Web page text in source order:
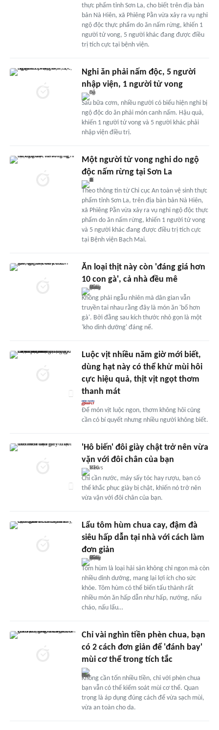
thực phẩm tỉnh Sơn La, cho biết trên địa bàn
bản Nà Hiên, xã Phiêng Pằn vừa xảy ra vụ nghi
ngộ độc thực phẩm do ăn nấm rừng, khiến 1
người tử vong, 5 người khác đang được điều
trị tích cực tại bệnh viện.
Nghi ăn phải nấm độc, 5 người
nhập viện, 1 người tử vong
Sau bữa cơm, nhiều người có biểu hiện nghi bị
ngộ độc do ăn phải món canh nấm. Hậu quả,
khiến 1 người tử vong và 5 người khác phải
nhập viện điều trị.
Một người tử vong nghi do ngộ
độc nấm rừng tại Sơn La
Theo thông tin từ Chi cục An toàn vệ sinh thực
phẩm tỉnh Sơn La, trên địa bàn bản Nà Hiên,
xã Phiêng Pằn vừa xảy ra vụ nghi ngộ độc thực
phẩm do ăn nấm rừng, khiến 1 người tử vong
và 5 người khác đang được điều trị tích cực
tại Bệnh viện Bạch Mai.
Ăn loại thịt này còn 'đáng giá hơn
10 con gà', cả nhà đều mê
Không phải ngẫu nhiên mà dân gian vẫn
truyền tai nhau rằng đây là món ăn 'bổ hơn
gà'. Bởi đằng sau kích thước nhỏ gọn là một
'kho dinh dưỡng' đáng nể.
Luộc vịt nhiều năm giờ mới biết,
dùng hạt này có thể khử mùi hôi
cực hiệu quả, thịt vịt ngọt thơm
thanh mát
Để món vịt luộc ngon, thơm không hôi cũng
cần có bí quyết nhưng nhiều người không biết.
'Hô biến' đôi giày chật trở nên vừa
vặn với đôi chân của bạn
Chỉ cần nước, máy sấy tóc hay rượu, bạn có
thể khắc phục giày bị chật, khiến nó trở nên
vừa vặn với đôi chân của bạn.
Lẩu tôm hùm chua cay, đậm đà
siêu hấp dẫn tại nhà với cách làm
đơn giản
Tôm hùm là loại hải sản không chỉ ngon mà còn
nhiều dinh dưỡng, mang lại lợi ích cho sức
khỏe. Tôm hùm có thể biến tấu thành rất
nhiều món ăn hấp dẫn như hấp, nướng, nấu
cháo, nấu lẩu…
Chỉ vài nghìn tiền phèn chua, bạn
có 2 cách đơn giản để 'đánh bay'
mùi cơ thể trong tích tắc
Không cần tốn nhiều tiền, chỉ với phèn chua
bạn vẫn có thể kiểm soát mùi cơ thể. Quan
trọng là áp dụng đúng cách để vừa sạch mùi,
vừa an toàn cho da.